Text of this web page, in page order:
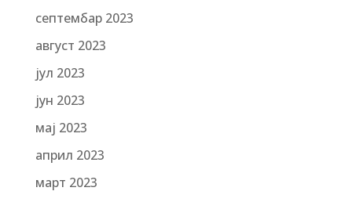
септембар 2023
август 2023
јул 2023
јун 2023
мај 2023
април 2023
март 2023